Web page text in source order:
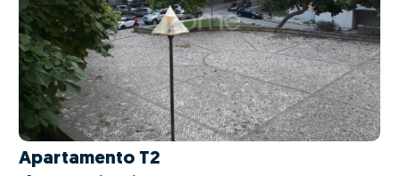
Apartamento T2